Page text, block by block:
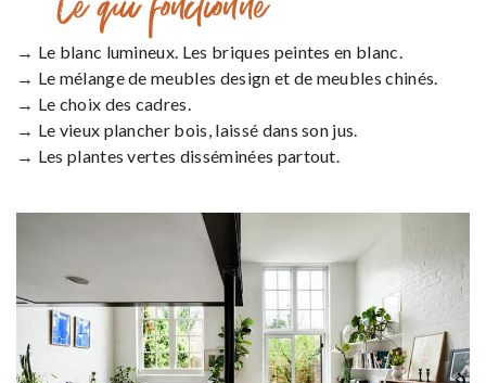
→ Le blanc lumineux. Les briques peintes en blanc.
→ Le mélange de meubles design et de meubles chinés.
→ Le choix des cadres.
→ Le vieux plancher bois, laissé dans son jus.
→ Les plantes vertes disséminées partout.